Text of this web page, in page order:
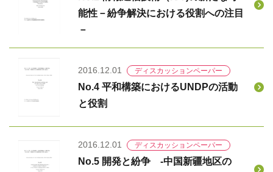
能性－紛争解決における役割への注目
－
2016.12.01 ディスカッションペーパー
No.4 平和構築におけるUNDPの活動
と役割
2016.12.01 ディスカッションペーパー
No.5 開発と紛争 -中国新疆地区の